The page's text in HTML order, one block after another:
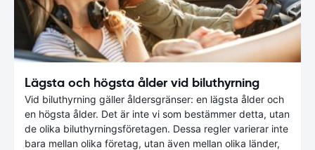
Lägsta och högsta ålder vid biluthyrning
Vid biluthyrning gäller åldersgränser: en lägsta ålder och
en högsta ålder. Det är inte vi som bestämmer detta, utan
de olika biluthyrningsföretagen. Dessa regler varierar inte
bara mellan olika företag, utan även mellan olika länder,